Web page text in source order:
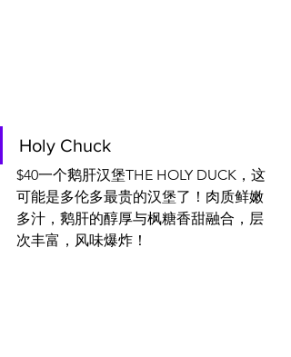
Holy Chuck
$40一个鹅肝汉堡THE HOLY DUCK，这
可能是多伦多最贵的汉堡了！肉质鲜嫩
多汁，鹅肝的醇厚与枫糖香甜融合，层
次丰富，风味爆炸！